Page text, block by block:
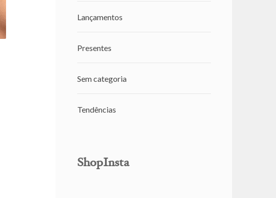
Lançamentos
Presentes
Sem categoria
Tendências
ShopInsta